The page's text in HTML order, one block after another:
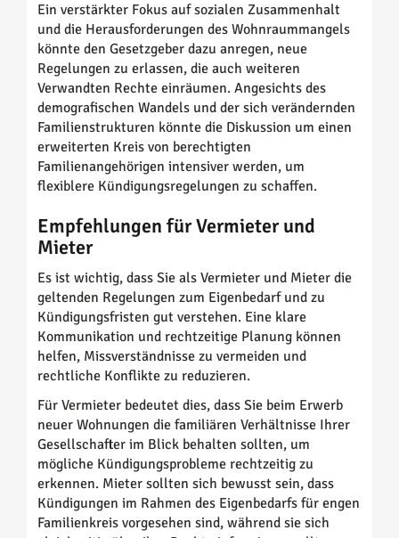
Ein verstärkter Fokus auf sozialen Zusammenhalt
und die Herausforderungen des Wohnraummangels
könnte den Gesetzgeber dazu anregen, neue
Regelungen zu erlassen, die auch weiteren
Verwandten Rechte einräumen. Angesichts des
demografischen Wandels und der sich verändernden
Familienstrukturen könnte die Diskussion um einen
erweiterten Kreis von berechtigten
Familienangehörigen intensiver werden, um
flexiblere Kündigungsregelungen zu schaffen.
Empfehlungen für Vermieter und
Mieter
Es ist wichtig, dass Sie als Vermieter und Mieter die
geltenden Regelungen zum Eigenbedarf und zu
Kündigungsfristen gut verstehen. Eine klare
Kommunikation und rechtzeitige Planung können
helfen, Missverständnisse zu vermeiden und
rechtliche Konflikte zu reduzieren.
Für Vermieter bedeutet dies, dass Sie beim Erwerb
neuer Wohnungen die familiären Verhältnisse Ihrer
Gesellschafter im Blick behalten sollten, um
mögliche Kündigungsprobleme rechtzeitig zu
erkennen. Mieter sollten sich bewusst sein, dass
Kündigungen im Rahmen des Eigenbedarfs für engen
Familienkreis vorgesehen sind, während sie sich